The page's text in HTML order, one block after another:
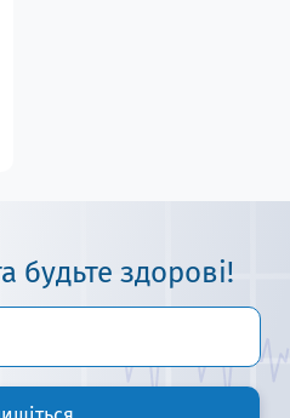
будьте здорові!